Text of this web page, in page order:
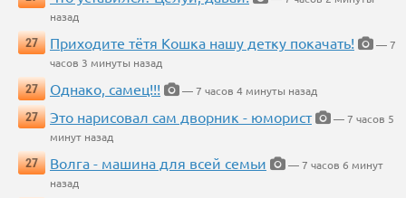
назад
27
Приходите тётя Кошка нашу детку покачать!
— 7
часов 3 минуты назад
27
Однако, самец!!!
— 7 часов 4 минуты назад
27
Это нарисовал сам дворник - юморист
— 7 часов 5
минут назад
27
Волга - машина для всей семьи
— 7 часов 6 минут
назад